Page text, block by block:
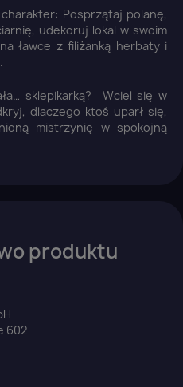
Posprzątaj polanę,
udekoruj lokal w swoim
ławce z filiżanką herbaty i
sklepikarką? Wciel się w
dlaczego ktoś uparł się,
mistrzynię w spokojną
produktu
602
Zaloguj się